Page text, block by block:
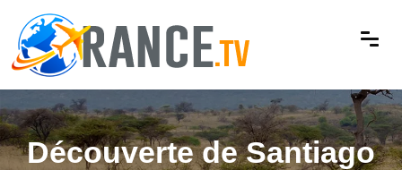
Découverte de Santiago